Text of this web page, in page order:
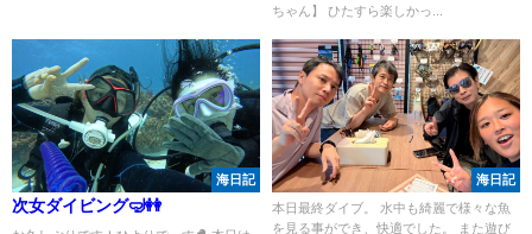
ちゃん】 ひたすら楽しかっ...
海日記
次女ダイビング🤿👭
海日記
本日最終ダイブ。 水中も綺麗で様々な魚
を見る事ができ、快適でした。 また遊び